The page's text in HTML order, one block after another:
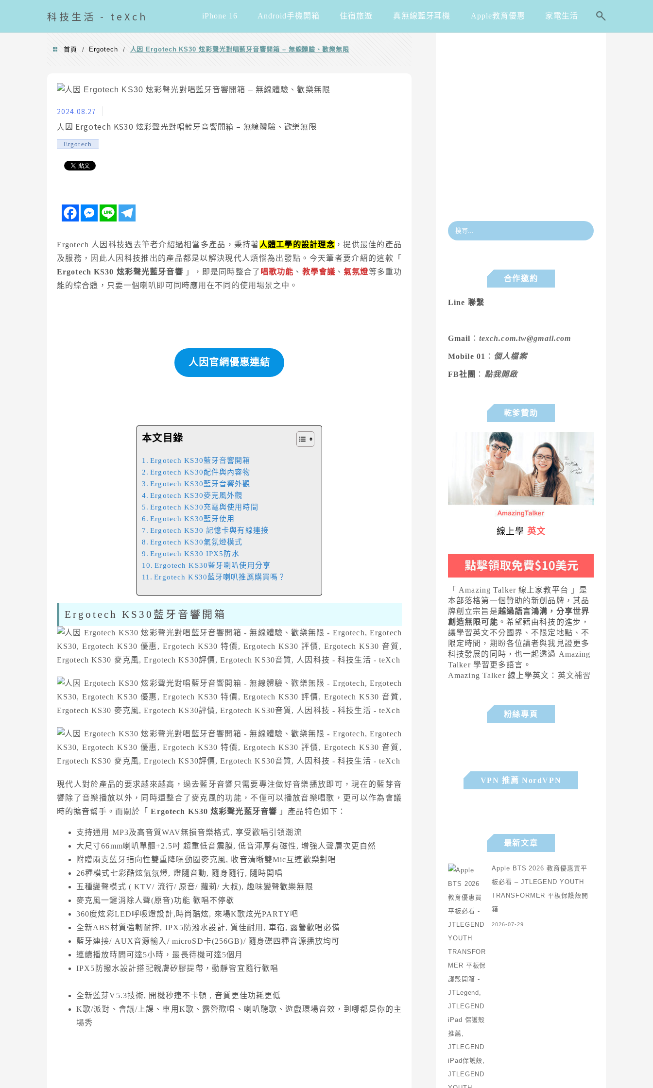
科技 生活 - teXch iPhone 16 Android手機開箱 住宿旅遊 真無線藍牙耳機 Apple教育優惠 家電生活
首頁 / Ergotech / 人因 Ergotech KS30 炫彩聲光對唱藍牙音響開箱 – 無線體驗、歡樂無限
2024.08.27
人因 Ergotech KS30 炫彩聲光對唱藍牙音響開箱 – 無線體驗、歡樂無限
Ergotech
Ergotech 人因科技過去筆者介紹過相當多產品，秉持著 人體工學的設計理念 ，提供最佳的產品
及服務，因此人因科技推出的產品都是以解決現代人煩惱為出發點。今天筆者要介紹的這款「
Ergotech KS30 炫彩聲光藍牙音響 」，即是同時整合了 唱歌功能 、 教學會議 、氣氛燈等多重功
能的綜合體，只要一個喇叭即可同時應用在不同的使用場景之中。
人因官網優惠連結
本文目錄
Ergotech KS30藍牙音響開箱
Ergotech KS30配件與內容物
Ergotech KS30藍牙音響外觀
Ergotech KS30麥克風外觀
Ergotech KS30充電與使用時間
Ergotech KS30藍牙使用
Ergotech KS30 記憶卡與有線連接
Ergotech KS30氣氛燈模式
Ergotech KS30 IPX5防水
Ergotech KS30藍牙喇叭使用分享
Ergotech KS30藍牙喇叭推薦購買嗎？
Ergotech KS30藍牙音響開箱
現代人對於產品的要求越來越高，過去藍牙音響只需要專注做好音樂播放即可，現在的藍芽音
響除了音樂播放以外，同時還整合了麥克風的功能，不僅可以播放音樂唱歌，更可以作為會議
時的擴音幫手。而關於「Ergotech KS30 炫彩聲光藍牙音響 」產品特色如下：
支持通用 MP3及高音質WAV無損音樂格式, 享受歡唱引領潮流
大尺寸66mm喇叭單體+2.5吋 超重低音震膜, 低音渾厚有磁性, 增強人聲層次更自然
附贈兩支藍牙指向性雙重降噪動圈麥克風, 收音清晰雙Mic互連歡樂對唱
26種模式七彩酷炫氣氛燈, 燈隨音動, 隨身隨行, 隨時開唱
五種變聲模式 ( KTV/ 流行/ 原音/ 蘿莉/ 大叔), 趣味變聲歡樂無限
麥克風一鍵消除人聲(原音)功能 歡唱不停歇
360度炫彩LED呼吸燈設計,時尚酷炫, 來場K歌炫光PARTY吧
全新ABS材質強韌耐摔, IPX5防潑水設計, 質佳耐用, 車宿, 露營歡唱必備
藍牙連接/ AUX音源輸入/ microSD卡(256GB)/ 隨身碟四種音源播放均可
連續播放時間可達5小時，最長待機可達5個月
IPX5防撥水設計搭配親膚矽膠提帶，動靜皆宜隨行歡唱
全新藍芽V5.3技術, 開機秒連不卡頓 , 音質更佳功耗更低
K歌/派對、會議/上課、車用K歌、露營歡唱、喇叭聽歌、遊戲環場音效，到哪都是你的主
場秀
合作邀約
Line 聯繫
Gmail ： texch.com.tw@gmail.com
Mobile 01 ： 個人檔案
FB社團 ： 點我開啟
乾爹贊助
線上學 英文
「 Amazing Talker 線上家教平台 」是
本部落格第一個贊助的新創品牌，其品
牌創立宗旨是越過語言鴻溝，分享世界
創造無限可能 。希望藉由科技的進步，
讓學習英文不分國界、不限定地點、不
限定時間，期盼各位讀者與我見證更多
科技發展的同時，也一起透過 Amazing
Talker 學習更多語言。
Amazing Talker 線上學英文： 英文補習
粉絲專頁
VPN 推薦 NordVPN
最新文章
Apple BTS 2026 教育優惠買平
板必看 – JTLEGEND YOUTH
TRANSFORMER 平板保護殼開
箱
2026-07-29